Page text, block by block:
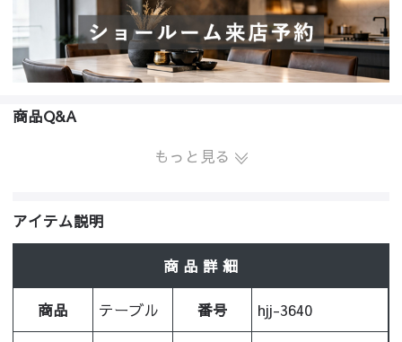
商品Q&A
もっと見る
アイテム説明
商 品 詳 細
商品 テーブル 番号 hjj-3640